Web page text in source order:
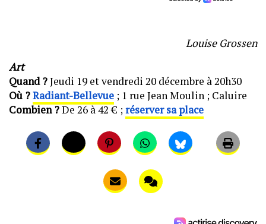
Louise Grossen
Art
Quand ?Jeudi 19 et vendredi 20 décembre à 20h30
Où ?Radiant-Bellevue ; 1 rue Jean Moulin ; Caluire
Combien ?De 26 à 42 € ;réserver sa place